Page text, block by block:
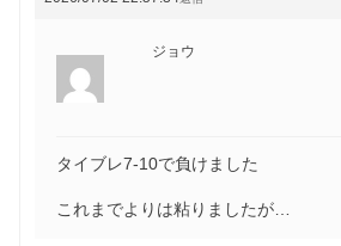
ジョウ
タイブレ7-10で負けました
これまでよりは粘りましたが…